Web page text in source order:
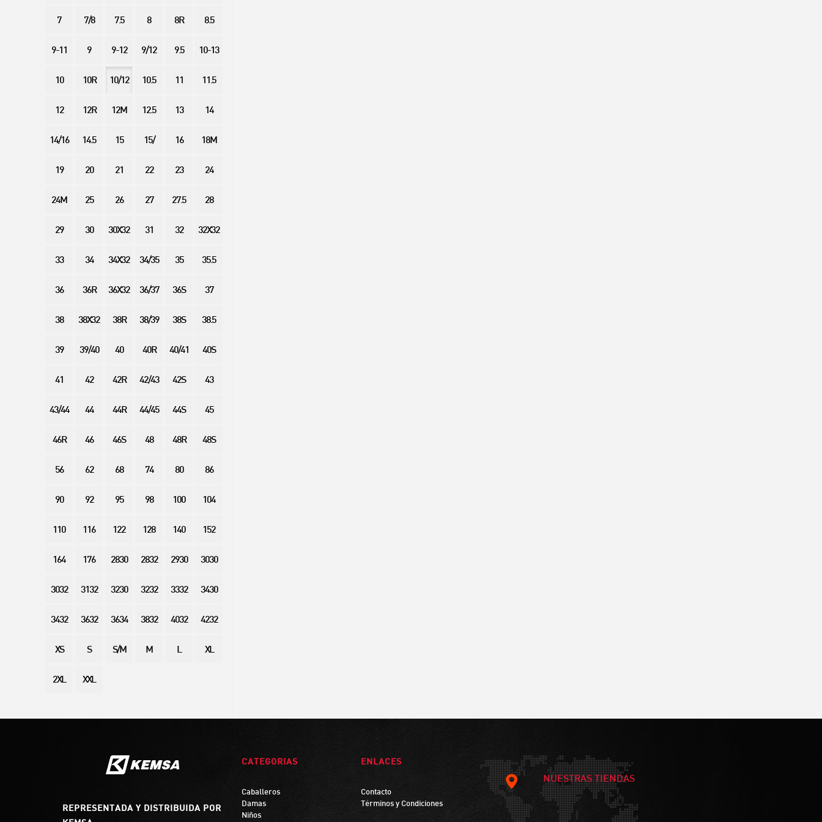
7 7/8 7.5 8 8R 8.5
9-11 9 9-12 9/12 9.5 10-13
10 10R 10/12 10.5 11 11.5
12 12R 12M 12.5 13 14
14/16 14.5 15 15/ 16 18M
19 20 21 22 23 24
24M 25 26 27 27.5 28
29 30 30X32 31 32 32X32
33 34 34X32 34/35 35 35.5
36 36R 36X32 36/37 36S 37
38 38X32 38R 38/39 38S 38.5
39 39/40 40 40R 40/41 40S
41 42 42R 42/43 42S 43
43/44 44 44R 44/45 44S 45
46R 46 46S 48 48R 48S
56 62 68 74 80 86
90 92 95 98 100 104
110 116 122 128 140 152
164 176 2830 2832 2930 3030
3032 3132 3230 3232 3332 3430
3432 3632 3634 3832 4032 4232
XS S S/M M L XL
2XL XXL
REPRESENTADA Y DISTRIBUIDA POR
CATEGORIAS
Caballeros
Damas
Niños
ENLACES
Contacto
Términos y Condiciones
NUESTRAS TIENDAS